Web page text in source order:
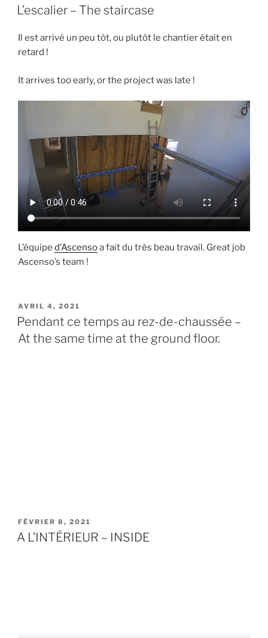
LE
L’escalier – The staircase
Il est arrivé un peu tôt, ou plutôt le chantier était en
retard !
It arrives too early, or the project was late !
L’équipe d’Ascensoa fait du très beau travail. Great job
Ascenso’s team !
PUBLIÉ
LE
AVRIL 4, 2021
Pendant ce temps au rez-de-chaussée –
At the same time at the ground floor.
PUBLIÉ
LE
FÉVRIER 8, 2021
A L’INTÉRIEUR – INSIDE